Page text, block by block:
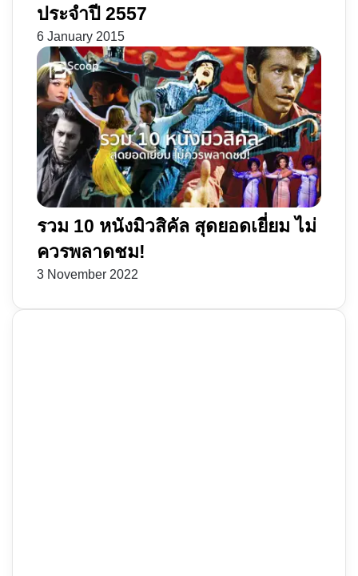
ประจำปี 2557
6 January 2015
รวม 10 หนังมิวสิคัล สุดยอดเยี่ยม ไม่
ควรพลาดชม!
3 November 2022